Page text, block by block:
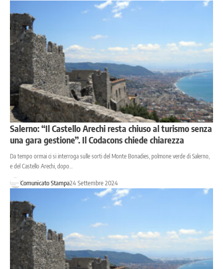
Salerno: “Il Castello Arechi resta chiuso al turismo senza
una gara gestione”. Il Codacons chiede chiarezza
Da tempo ormai ci si interroga sulle sorti del Monte Bonadies, polmone verde di Salerno,
e del Castello Arechi, dopo…
Comunicato Stampa24 Settembre 2024